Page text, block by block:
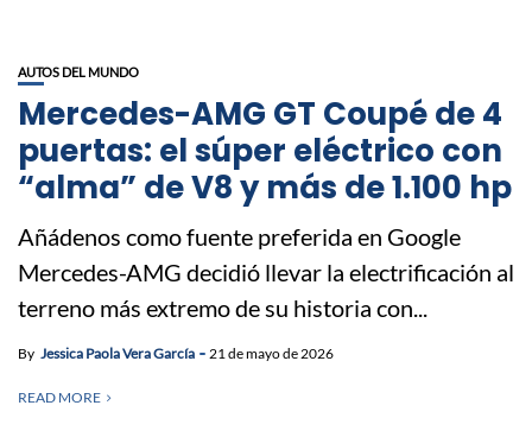
AUTOS DEL MUNDO
Mercedes-AMG GT Coupé de 4
puertas: el súper eléctrico con
“alma” de V8 y más de 1.100 hp
Añádenos como fuente preferida en Google
Mercedes-AMG decidió llevar la electrificación al
terreno más extremo de su historia con...
By Jessica Paola Vera García 21 de mayo de 2026
READ MORE